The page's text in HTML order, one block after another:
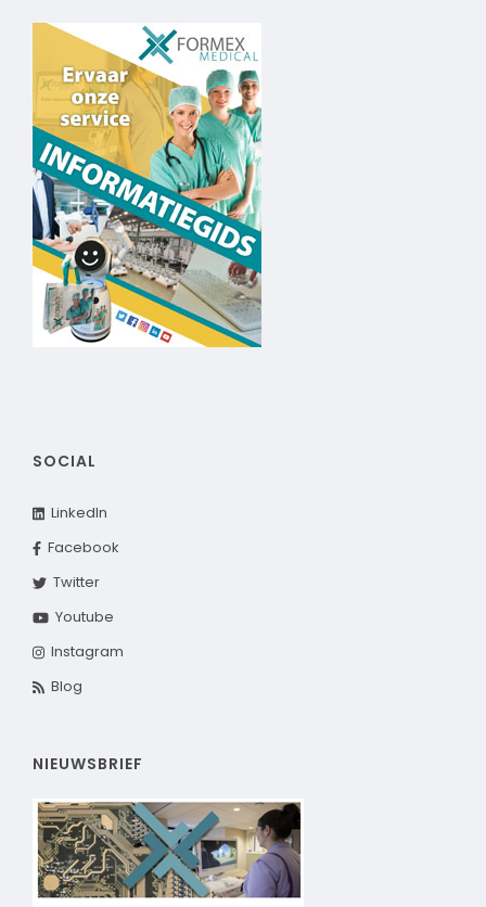
SOCIAL
LinkedIn
Facebook
Twitter
Youtube
Instagram
Blog
NIEUWSBRIEF